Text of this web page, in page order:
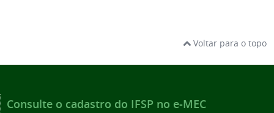
Voltar para o topo
Consulte o cadastro do IFSP no e-MEC